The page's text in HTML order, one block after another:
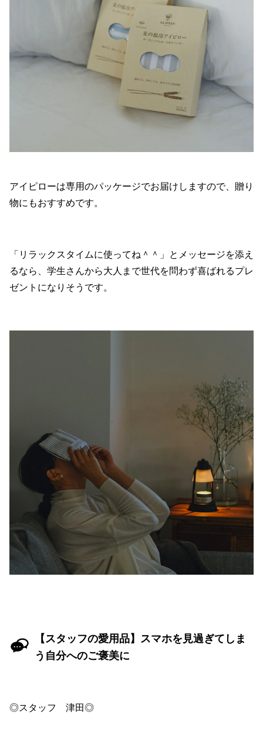
アイピローは専用のパッケージでお届けしますので、贈り
物にもおすすめです。
「リラックスタイムに使ってね＾＾」とメッセージを添え
るなら、学生さんから大人まで世代を問わず喜ばれるプレ
ゼントになりそうです。
【スタッフの愛用品】スマホを見過ぎてしま
う自分へのご褒美に
◎スタッフ 津田◎